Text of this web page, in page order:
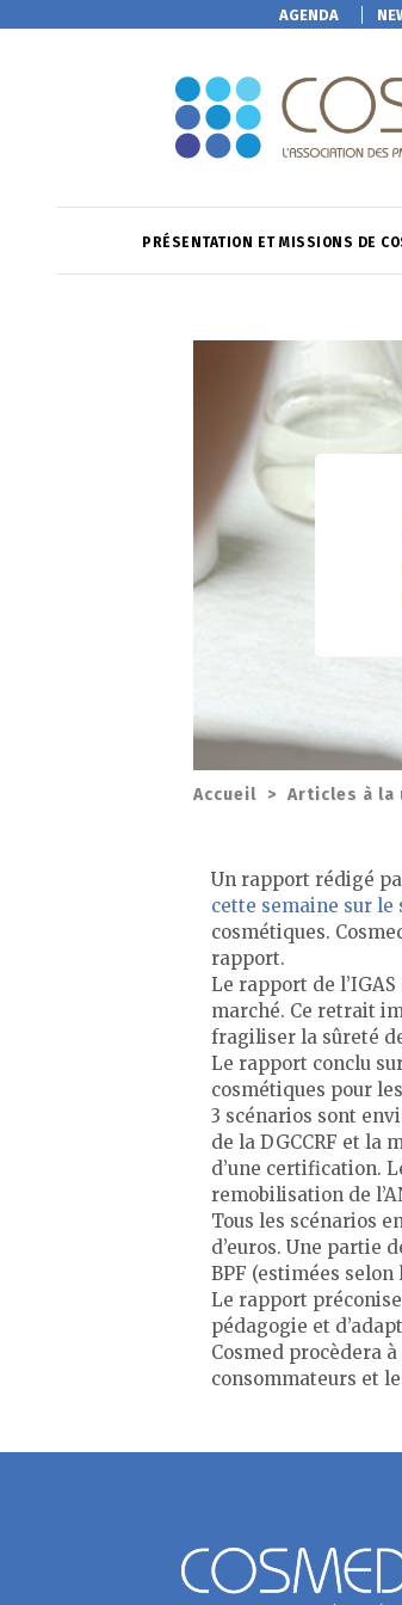
AGENDA
PRÉSENTATION ET MISSIONS DE
Accueil > Articles à la
Un rapport rédigé
cette semaine sur le
cosmétiques.
rapport.
Le rapport de
marché. Ce retrait
fragiliser la sûreté
Le rapport conclu
cosmétiques pour
3 scénarios sont
de la DGCCRF et la
d’une certification.
remobilisation de
Tous les scénarios
d’euros. Une partie
BPF (estimées
Le rapport
pédagogie et
Cosmed procèdera
consommateurs et